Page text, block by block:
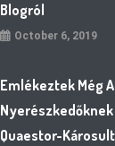
Blogról
October 6, 2019
Emlékeztek Még
Quaestor-